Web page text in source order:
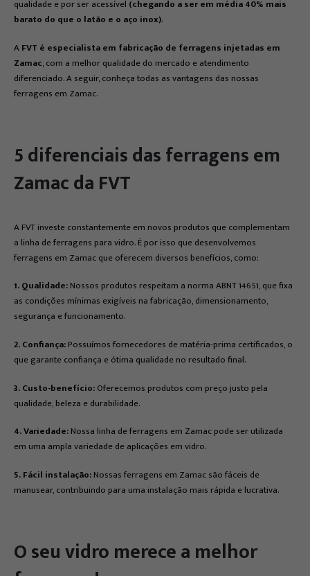
qualidade e por ser acessível (chegando a ser em média 40% mais
barato do que o latão e o aço inox).
AFVT é especialista em fabricação de ferragens injetadas em
Zamac, com a melhor qualidade do mercado e atendimento
diferenciado. A seguir, conheça todas as vantagens das nossas
ferragens em Zamac.
5 diferenciais das ferragens em
Zamac da FVT
A FVT investe constantemente em novos produtos que complementam
a linha de ferragens para vidro. É por isso que desenvolvemos
ferragens em Zamac que oferecem diversos benefícios, como:
1. Qualidade:Nossos produtos respeitam a norma ABNT 14651, que fixa
as condições mínimas exigíveis na fabricação, dimensionamento,
segurança e funcionamento.
2.Confiança:Possuímos fornecedores de matéria-prima certificados, o
que garante confiança e ótima qualidade no resultado final.
3. Custo-benefício:Oferecemos produtos com preço justo pela
qualidade, beleza e durabilidade.
4. Variedade:Nossa linha de ferragens em Zamac pode ser utilizada
em uma ampla variedade de aplicações em vidro.
5. Fácil instalação:Nossas ferragens em Zamac são fáceis de
manusear, contribuindo para uma instalação mais rápida e lucrativa.
O seu vidro merece a melhor